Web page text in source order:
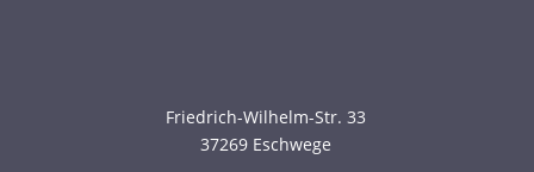
Friedrich-Wilhelm-Str. 33
37269 Eschwege